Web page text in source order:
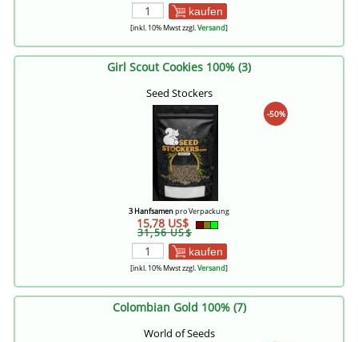
kaufen
[inkl. 10% Mwst zzgl.Versand]
Girl Scout Cookies 100% (3)
Seed Stockers
-50%
3 Hanfsamenpro Verpackung
15,78 US$
31,56 US$
kaufen
[inkl. 10% Mwst zzgl.Versand]
Colombian Gold 100% (7)
World of Seeds